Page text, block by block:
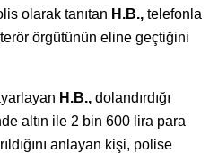
olarak tanıtan H.B., telefonla
örgütünün eline geçtiğini
H.B., dolandırdığı
altın ile 2 bin 600 lira para
anlayan kişi, polise